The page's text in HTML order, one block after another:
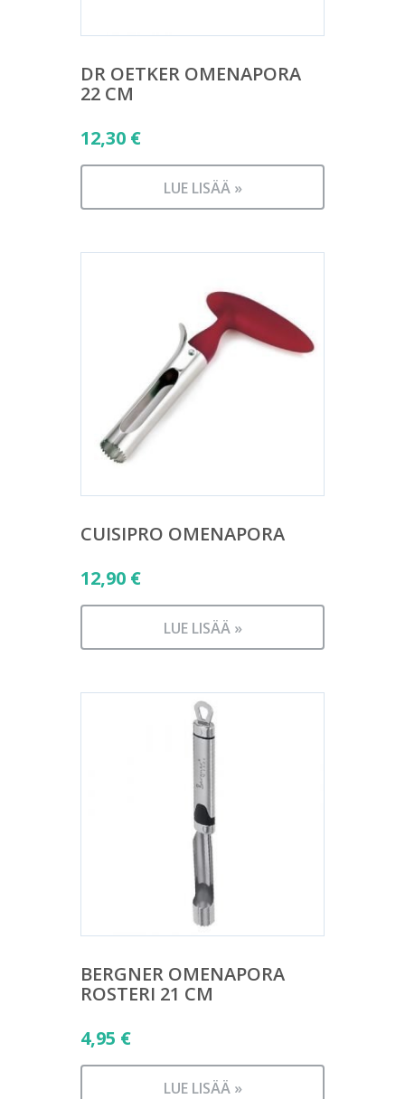
DR OETKER OMENAPORA
22 CM
12,30 €
LUE LISÄÄ »
CUISIPRO OMENAPORA
12,90 €
LUE LISÄÄ »
BERGNER OMENAPORA
ROSTERI 21 CM
4,95 €
LUE LISÄÄ »